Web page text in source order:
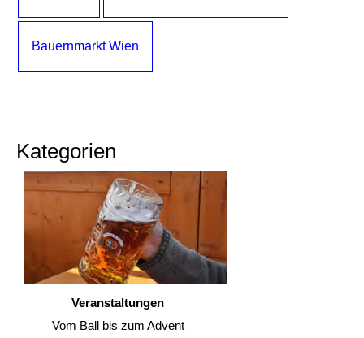
Bauernmarkt Wien
Kategorien
Veranstaltungen
Vom Ball bis zum Advent